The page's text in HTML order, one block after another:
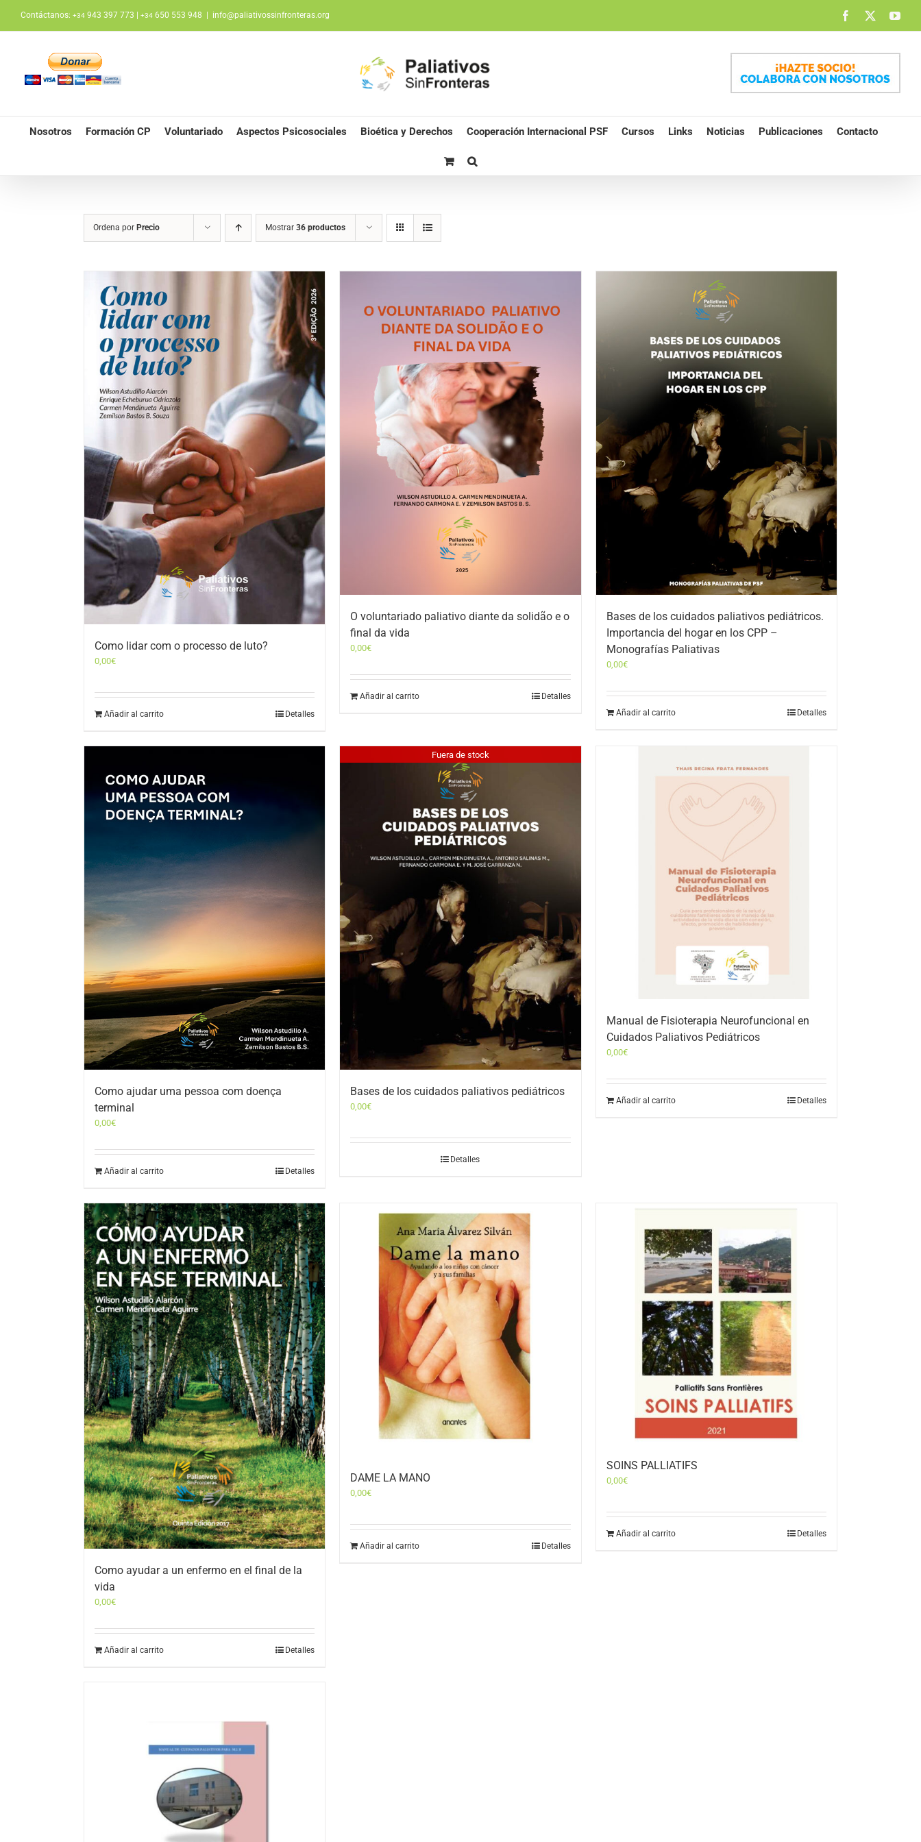
contenido
Contáctanos: +34 943 397 773 | +34 650 553 948 info@paliativossinfronteras.org Facebook
Nosotros Formación CP Voluntariado Aspectos Psicosociales Bioética y Derechos Cooperación Internacional PSF Cursos Links Noticias Publicaciones Contacto
Ordena por Precio Mostrar 36 productos
Como lidar com o processo de luto?
0,00€
Añadir al carrito Detalles
O voluntariado paliativo diante da solidão e o
final da vida
0,00€
Añadir al carrito Detalles
Bases de los cuidados paliativos pediátricos.
Importancia del hogar en los CPP –
Monografías Paliativas
0,00€
Añadir al carrito Detalles
Como ajudar uma pessoa com doença
terminal
0,00€
Añadir al carrito Detalles
Fuera de stock
Bases de los cuidados paliativos pediátricos
0,00€
Detalles
Manual de Fisioterapia Neurofuncional en
Cuidados Paliativos Pediátricos
0,00€
Añadir al carrito Detalles
Como ayudar a un enfermo en el final de la
vida
0,00€
Añadir al carrito Detalles
DAME LA MANO
0,00€
Añadir al carrito Detalles
SOINS PALLIATIFS
0,00€
Añadir al carrito Detalles